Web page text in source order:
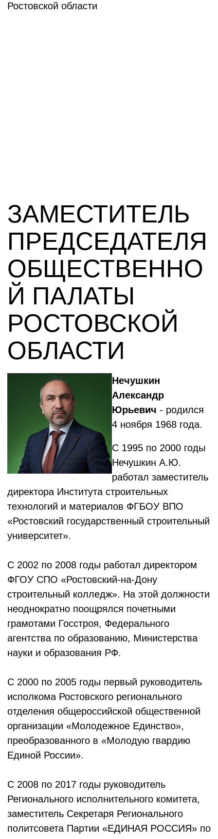
Ростовской области
ЗАМЕСТИТЕЛЬ
ПРЕДСЕДАТЕЛЯ
ОБЩЕСТВЕННО
Й ПАЛАТЫ
РОСТОВСКОЙ
ОБЛАСТИ
Нечушкин
Александр
Юрьевич - родился
4 ноября 1968 года.
С 1995 по 2000 годы
Нечушкин А.Ю.
работал заместитель
директора Института строительных
технологий и материалов ФГБОУ ВПО
«Ростовский государственный строительный
университет».
С 2002 по 2008 годы работал директором
ФГОУ СПО «Ростовский-на-Дону
строительный колледж». На этой должности
неоднократно поощрялся почетными
грамотами Госстроя, Федерального
агентства по образованию, Министерства
науки и образования РФ.
С 2000 по 2005 годы первый руководитель
исполкома Ростовского регионального
отделения общероссийской общественной
организации «Молодежное Единство»,
преобразованного в «Молодую гвардию
Единой России».
С 2008 по 2017 годы руководитель
Регионального исполнительного комитета,
заместитель Секретаря Регионального
политсовета Партии «ЕДИНАЯ РОССИЯ» по